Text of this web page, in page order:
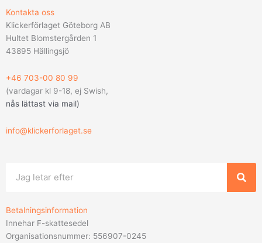
Kontakta oss
Klickerförlaget Göteborg AB
Hultet Blomstergården 1
43895 Hällingsjö
+46 703-00 80 99
(vardagar kl 9-18, ej Swish,
nås lättast via mail)
info@klickerforlaget.se
Betalningsinformation
Innehar F-skattesedel
Organisationsnummer: 556907-0245